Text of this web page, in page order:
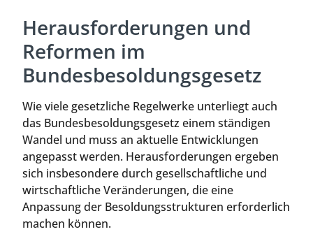
Herausforderungen und
Reformen im
Bundesbesoldungsgesetz
Wie viele gesetzliche Regelwerke unterliegt auch
das Bundesbesoldungsgesetz einem ständigen
Wandel und muss an aktuelle Entwicklungen
angepasst werden. Herausforderungen ergeben
sich insbesondere durch gesellschaftliche und
wirtschaftliche Veränderungen, die eine
Anpassung der Besoldungsstrukturen erforderlich
machen können.